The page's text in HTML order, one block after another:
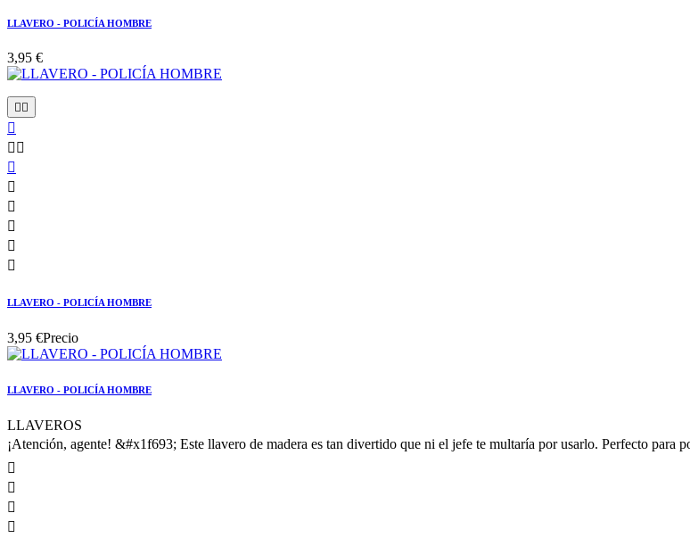
LLAVERO - POLICÍA HOMBRE
3,95 €
 

 






LLAVERO - POLICÍA HOMBRE
3,95 €Precio
LLAVERO - POLICÍA HOMBRE
LLAVEROS
¡Atención, agente! &#x1f693; Este llavero de madera es tan divertido que ni el jefe te multaría por usarlo. Perfecto para



